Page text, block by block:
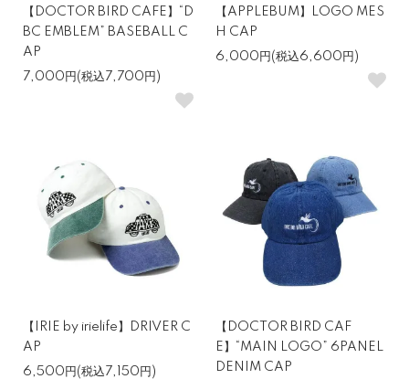
【DOCTOR BIRD CAFE】“D
BC EMBLEM” BASEBALL C
AP
7,000円(税込7,700円)
【APPLEBUM】LOGO MES
H CAP
6,000円(税込6,600円)
【IRIE by irielife】DRIVER C
AP
6,500円(税込7,150円)
【DOCTOR BIRD CAF
E】“MAIN LOGO” 6PANEL
DENIM CAP